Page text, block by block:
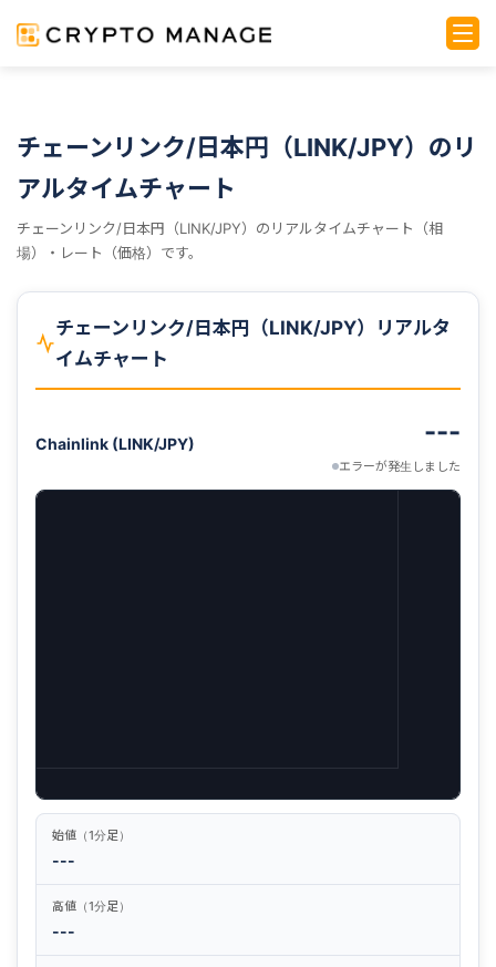
チェーンリンク/日本円（LINK/JPY）のリ
アルタイムチャート
チェーンリンク/日本円（LINK/JPY）のリアルタイムチャート（相
場）・レート（価格）です。
チェーンリンク/日本円（LINK/JPY）リアルタ
イムチャート
Chainlink (LINK/JPY) ---
エラーが発生しました
始値（1分足）
---
高値（1分足）
---